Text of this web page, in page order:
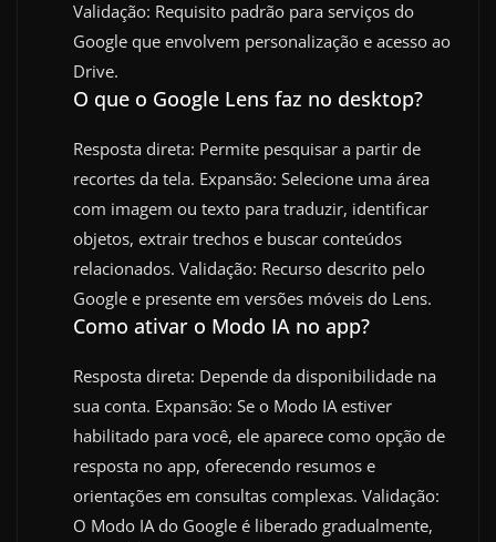
Validação: Requisito padrão para serviços do
Google que envolvem personalização e acesso ao
Drive.
O que o Google Lens faz no desktop?
Resposta direta: Permite pesquisar a partir de
recortes da tela. Expansão: Selecione uma área
com imagem ou texto para traduzir, identificar
objetos, extrair trechos e buscar conteúdos
relacionados. Validação: Recurso descrito pelo
Google e presente em versões móveis do Lens.
Como ativar o Modo IA no app?
Resposta direta: Depende da disponibilidade na
sua conta. Expansão: Se o Modo IA estiver
habilitado para você, ele aparece como opção de
resposta no app, oferecendo resumos e
orientações em consultas complexas. Validação:
O Modo IA do Google é liberado gradualmente,